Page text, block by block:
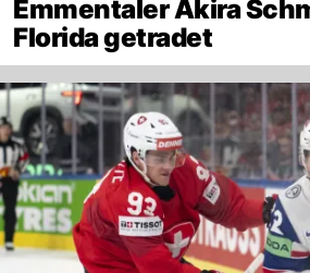
Emmentaler Akira
Florida getradet